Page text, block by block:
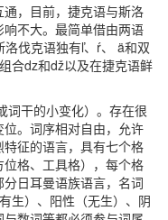
，目前，捷克语与斯洛
不大。最简单借由两语
伐克语独有ľ、ŕ、 ä和双
合dz和dž以及在捷克语鲜
词干的小变化）。存在很
。词序相对自由，允许
征的语言，具有七个格
格、工具格），每个格
日耳曼语族语言，名词
生）、阳性（无生）、阴